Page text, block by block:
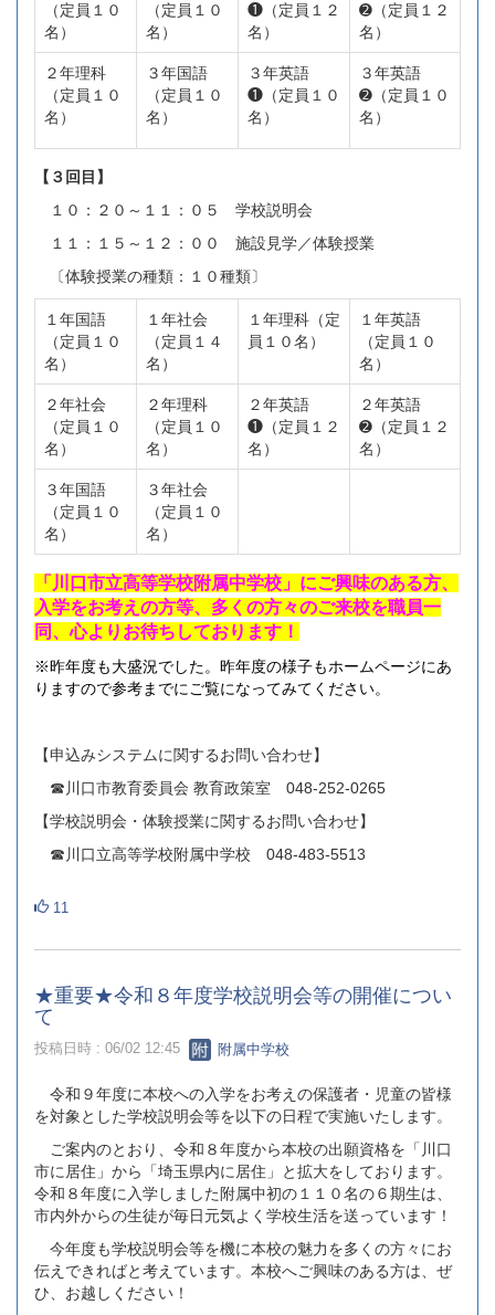
（定員１０
名）
（定員１０
名）
❶（定員１２
名）
➋（定員１２
名）
２年理科
（定員１０
名）
３年国語
（定員１０
名）
３年英語
❶（定員１０
名）
３年英語
➋（定員１０
名）
【３回目】
１０：２０～１１：０５ 学校説明会
１１：１５～１２：００ 施設見学／体験授業
〔体験授業の種類：１０種類〕
１年国語
（定員１０
名）
１年社会
（定員１４
名）
１年理科（定
員１０名）
１年英語
（定員１０
名）
２年社会
（定員１０
名）
２年理科
（定員１０
名）
２年英語
❶（定員１２
名）
２年英語
➋（定員１２
名）
３年国語
（定員１０
名）
３年社会
（定員１０
名）
「川口市立高等学校附属中学校」にご興味のある方、
入学をお考えの方等、多くの方々のご来校を職員一
同、心よりお待ちしております！
※昨年度も大盛況でした。昨年度の様子もホームページにあ
りますので参考までにご覧になってみてください。
【申込みシステムに関するお問い合わせ】
☎川口市教育委員会 教育政策室 048‐252‐0265
【学校説明会・体験授業に関するお問い合わせ】
☎川口立高等学校附属中学校 048‐483‐5513
11
★重要★令和８年度学校説明会等の開催につい
て
投稿日時 : 06/02 12:45 附属中学校
令和９年度に本校への入学をお考えの保護者・児童の皆様
を対象とした学校説明会等を以下の日程で実施いたします。
ご案内のとおり、令和８年度から本校の出願資格を「川口
市に居住」から「埼玉県内に居住」と拡大をしております。
令和８年度に入学しました附属中初の１１０名の６期生は、
市内外からの生徒が毎日元気よく学校生活を送っています！
今年度も学校説明会等を機に本校の魅力を多くの方々にお
伝えできればと考えています。本校へご興味のある方は、ぜ
ひ、お越しください！